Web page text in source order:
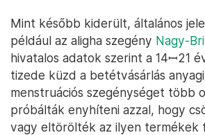
Mint később kiderült, általános
például az aligha szegény Nagy-
hivatalos adatok szerint a 14ꟷ21
tizede küzd a betétvásárlás
menstruációs szegénységet több
próbálták enyhíteni azzal, hogy
vagy eltörölték az ilyen termékek